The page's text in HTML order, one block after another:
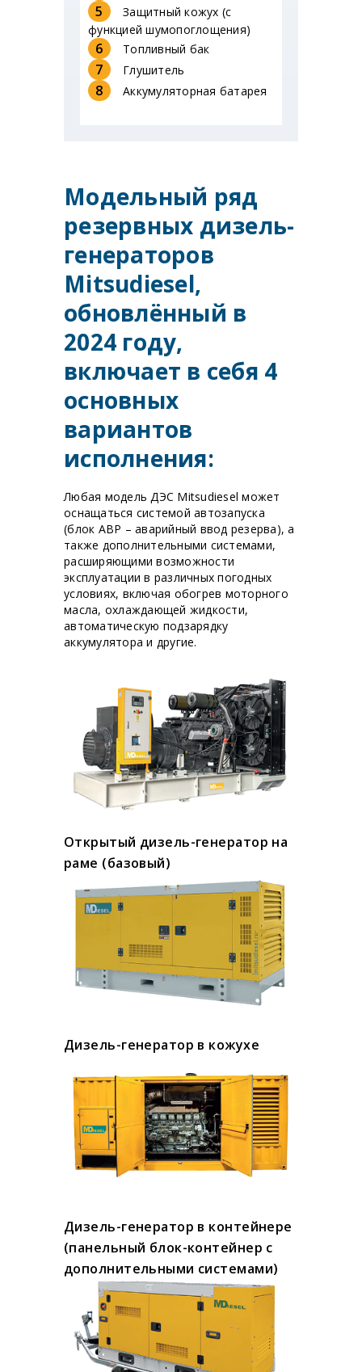
5
Защитный кожух (с
функцией шумопоглощения)
6 Топливный бак
7 Глушитель
8 Аккумуляторная батарея
Модельный ряд
резервных дизель-
генераторов
Mitsudiesel,
обновлённый в
2024 году,
включает в себя 4
основных
вариантов
исполнения:
Любая модель ДЭС Mitsudiesel может
оснащаться системой автозапуска
(блок АВР – аварийный ввод резерва), а
также дополнительными системами,
расширяющими возможности
эксплуатации в различных погодных
условиях, включая обогрев моторного
масла, охлаждающей жидкости,
автоматическую подзарядку
аккумулятора и другие.
Открытый дизель-генератор на
раме (базовый)
Дизель-генератор в кожухе
Дизель-генератор в контейнере
(панельный блок-контейнер с
дополнительными системами)